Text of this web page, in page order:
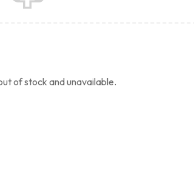
of stock and unavailable.